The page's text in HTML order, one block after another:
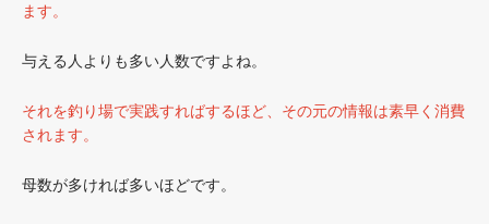
ます。
与える人よりも多い人数ですよね。
それを釣り場で実践すればするほど、その元の情報は素早く消費
されます。
母数が多ければ多いほどです。